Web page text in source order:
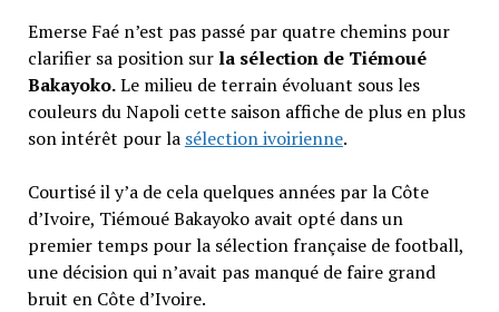
Emerse Faé n’est pas passé par quatre chemins pour
clarifier sa position sur la sélection de Tiémoué
Bakayoko.Le milieu de terrain évoluant sous les
couleurs du Napoli cette saison affiche de plus en plus
son intérêt pour la sélection ivoirienne.
Courtisé il y’a de cela quelques années par la Côte
d’Ivoire, Tiémoué Bakayoko avait opté dans un
premier temps pour la sélection française de football,
une décision qui n’avait pas manqué de faire grand
bruit en Côte d’Ivoire.